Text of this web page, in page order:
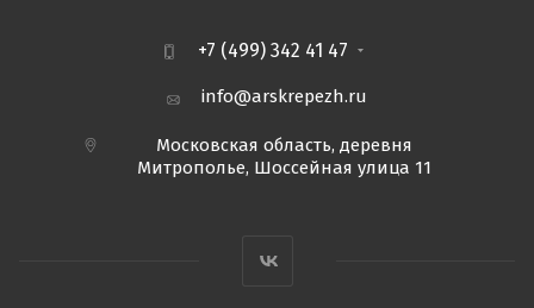
+7 (499) 342 41 47
info@arskrepezh.ru
Московская область, деревня
Митрополье, Шоссейная улица 11